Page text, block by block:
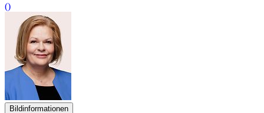
()
Bildinformationen